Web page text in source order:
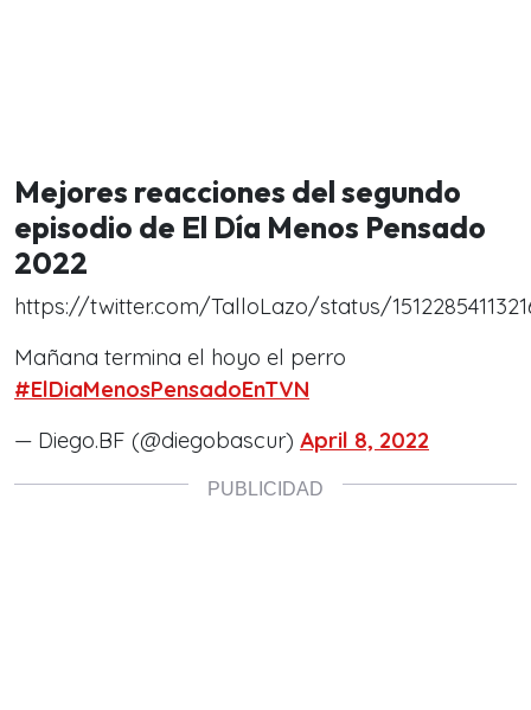
Mejores reacciones del segundo
episodio de El Día Menos Pensado
2022
https://twitter.com/TalloLazo/status/
Mañana termina el hoyo el perro
#ElDiaMenosPensadoEnTVN
— Diego.BF (@diegobascur) April 8, 2022